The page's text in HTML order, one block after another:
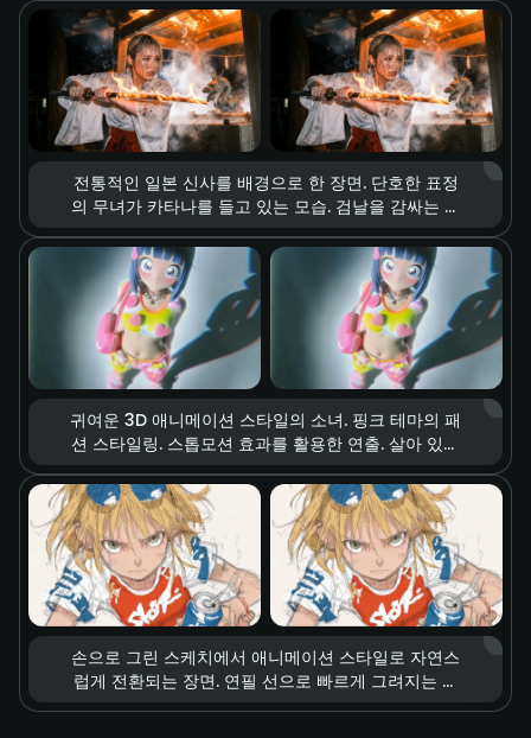
배경으로 한 구도. 슬로 모션 재생, 움직임의 모든 디테
일에 스며든 쿨한 스트리트 컬처 감성, 레트로한 텍스
전통적인 일본 신사를 배경으로 한 장면. 단호한 표정
의 무녀가 카타나를 들고 있는 모습. 검날을 감싸는 사
직전의 긴장감을 강조하는 시네마틱 라이팅, 블록버스
터 액션 영화의 한 장면 같은 분위기.
귀여운 3D 애니메이션 스타일의 소녀. 핑크 테마의 패
션 스타일링. 스톱모션 효과를 활용한 연출. 살아 있는
들. 부드러운 스튜디오 조명, 선명하고 생동감 있는 컬
러, 몽환적이고 달콤하며 에너지 넘치는 패션 무드.
손으로 그린 스케치에서 애니메이션 스타일로 자연스
럽게 전환되는 장면. 연필 선으로 빠르게 그려지는 역